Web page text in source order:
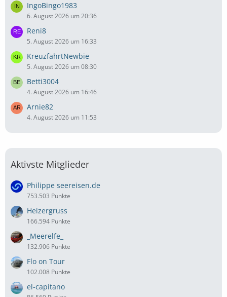
IngoBingo1983
6. August 2026 um 20:36
Reni8
5. August 2026 um 16:33
KreuzfahrtNewbie
5. August 2026 um 08:30
Betti3004
4. August 2026 um 16:46
Arnie82
4. August 2026 um 11:53
Aktivste Mitglieder
Philippe seereisen.de
753.503 Punkte
Heizergruss
166.594 Punkte
_Meerelfe_
132.906 Punkte
Flo on Tour
102.008 Punkte
el-capitano